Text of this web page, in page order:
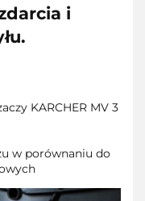
i
KARCHER MV 3
w porównaniu do